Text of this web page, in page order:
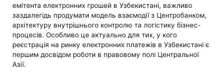
емітента електронних грошей в Узбекистані, важливо
заздалегідь продумати модель взаємодії з Центробанком,
архітектуру внутрішнього контролю та логістику бізнес-
процесів. Особливо це актуально для тих, у кого
реєстрація на ринку електронних платежів в Узбекистані є
першим досвідом роботи в правовому полі Центральної
Азії.